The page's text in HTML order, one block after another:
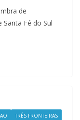
de
Fé do Sul
TRÊS FRONTEIRAS